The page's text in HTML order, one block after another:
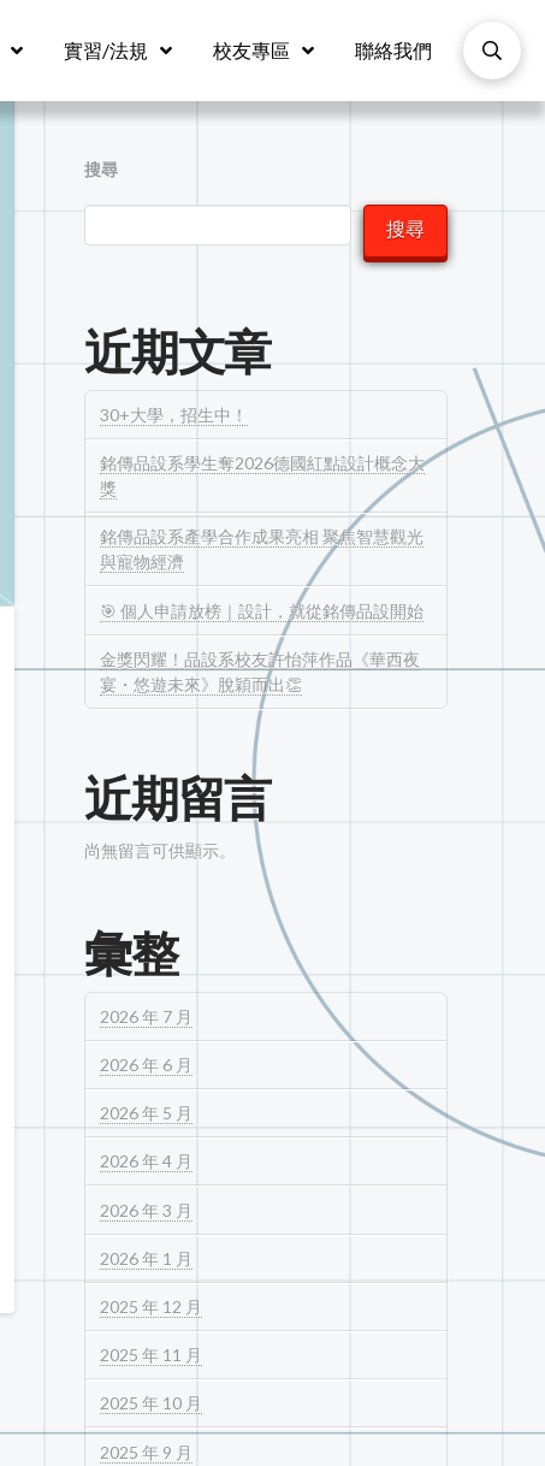
實習/法規 校友專區 聯絡我們
搜尋
搜尋
近期文章
30+大學，招生中！
銘傳品設系學生奪2026德國紅點設計概念大
獎
銘傳品設系產學合作成果亮相 聚焦智慧觀光
與寵物經濟
🎯 個人申請放榜｜設計，就從銘傳品設開始
金獎閃耀！品設系校友許怡萍作品《華西夜
宴・悠遊未來》脫穎而出👏
近期留言
尚無留言可供顯示。
彙整
2026 年 7 月
2026 年 6 月
2026 年 5 月
2026 年 4 月
2026 年 3 月
2026 年 1 月
2025 年 12 月
2025 年 11 月
2025 年 10 月
2025 年 9 月